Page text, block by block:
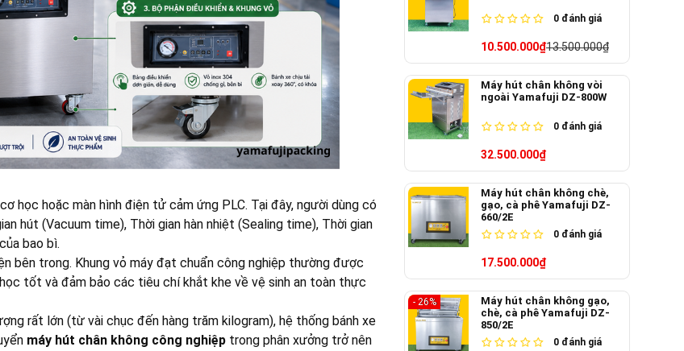
học hoặc màn hình điện tử cảm ứng PLC. Tại đây, người dùng có
hút (Vacuum time), Thời gian hàn nhiệt (Sealing time), Thời gian
bao bì.
bên trong. Khung vỏ máy đạt chuẩn công nghiệp thường được
tốt và đảm bảo các tiêu chí khắt khe về vệ sinh an toàn thực
rất lớn (từ vài chục đến hàng trăm kilogram), hệ thống bánh xe
máy hút chân không công nghiệp trong phân xưởng trở nên
0 đánh giá
10.500.000₫13.500.000₫
Máy hút chân không vòi
ngoài Yamafuji DZ-800W
0 đánh giá
32.500.000₫
Máy hút chân không chè,
gạo, cà phê Yamafuji DZ-
660/2E
0 đánh giá
17.500.000₫
- 26%
Máy hút chân không gạo,
chè, cà phê Yamafuji DZ-
850/2E
0 đánh giá